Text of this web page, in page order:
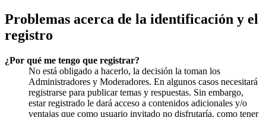
Problemas acerca de la identificación y el
registro
¿Por qué me tengo que registrar?
No está obligado a hacerlo, la decisión la toman los
Administradores y Moderadores. En algunos casos necesitará
registrarse para publicar temas y respuestas. Sin embargo,
estar registrado le dará acceso a contenidos adicionales y/o
ventajas que como usuario invitado no disfrutaría, como tener